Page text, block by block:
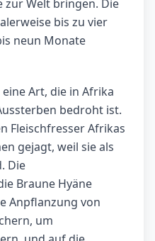
zur Welt bringen. Die
bis zu vier
neun Monate
Art, die in Afrika
bedroht ist.
Fleischfresser Afrikas
gejagt, weil sie als
Die
Braune Hyäne
Anpflanzung von
um